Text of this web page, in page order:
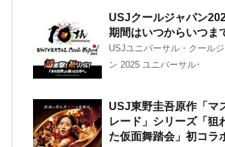
USJクールジャパン
期間はいつからいつま
USJユニバーサル・クール
ン 2025 ユニバーサル･
USJ東野圭吾原作「マ
レード」シリーズ「狙
た仮面舞踏会」初コラ